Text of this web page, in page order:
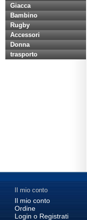
Giacca
Bambino
Rugby
Accessori
Donna
trasporto
Il mio conto
Il mio conto
Ordine
Login o Registrati